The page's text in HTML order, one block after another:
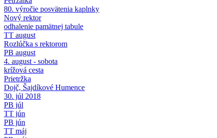
80. výročie posvätenia kaplnky
Nový rektor
odhalenie pamätnej tabule
TT august
Rozlúčka s rektorom
PB august
4. august - sobota
krížová cesta
Prietržka
Dojč, Šajdíkové Humence
30. júl 2018
PB júl
TT jún
PB jún
TT máj